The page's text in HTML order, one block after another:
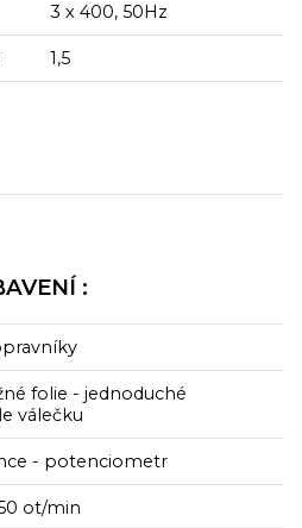
3 x 400, 50Hz
1,5
:
folie - jednoduché
válečku
- potenciometr
ot/min